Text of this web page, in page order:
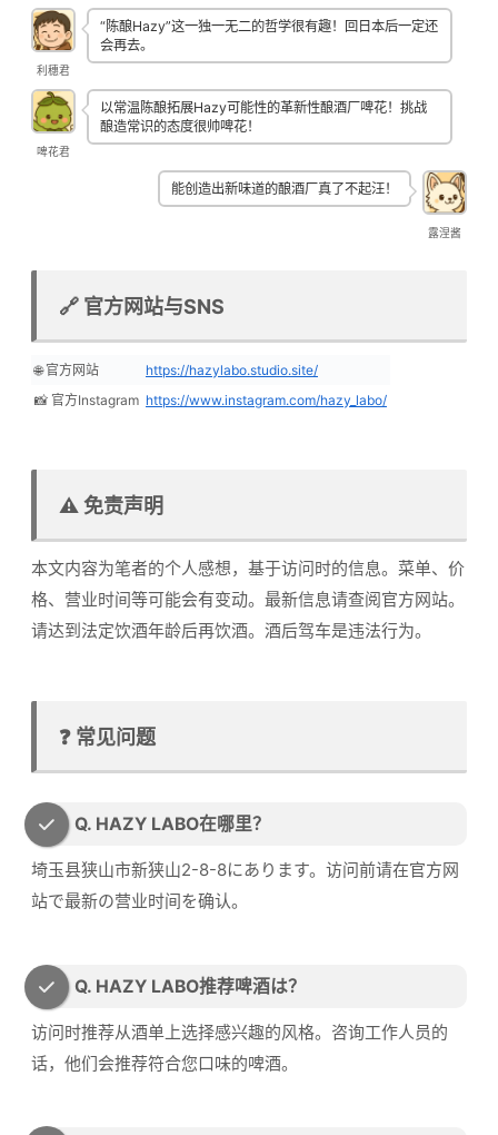
利穗君
“陈酿Hazy”这一独一无二的哲学很有趣！回日本后一定还
会再去。
啤花君
以常温陈酿拓展Hazy可能性的革新性酿酒厂啤花！挑战
酿造常识的态度很帅啤花！
露涅酱
能创造出新味道的酿酒厂真了不起汪！
🔗 官方网站与SNS
🌐 官方网站
https://hazylabo.studio.site/
📸 官方Instagram https://www.instagram.com/hazy_labo/
⚠️ 免责声明
本文内容为笔者的个人感想，基于访问时的信息。菜单、价
格、营业时间等可能会有变动。最新信息请查阅官方网站。
请达到法定饮酒年龄后再饮酒。酒后驾车是违法行为。
❓ 常见问题
Q. HAZY LABO在哪里？
埼玉县狭山市新狭山2-8-8にあります。访问前请在官方网
站で最新の营业时间を确认。
Q. HAZY LABO推荐啤酒は？
访问时推荐从酒单上选择感兴趣的风格。咨询工作人员的
话，他们会推荐符合您口味的啤酒。